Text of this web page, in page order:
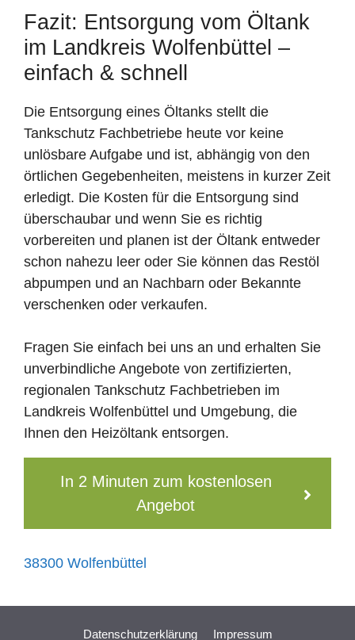
Fazit: Entsorgung vom Öltank
im Landkreis Wolfenbüttel –
einfach & schnell
Die Entsorgung eines Öltanks stellt die
Tankschutz Fachbetriebe heute vor keine
unlösbare Aufgabe und ist, abhängig von den
örtlichen Gegebenheiten, meistens in kurzer Zeit
erledigt. Die Kosten für die Entsorgung sind
überschaubar und wenn Sie es richtig
vorbereiten und planen ist der Öltank entweder
schon nahezu leer oder Sie können das Restöl
abpumpen und an Nachbarn oder Bekannte
verschenken oder verkaufen.
Fragen Sie einfach bei uns an und erhalten Sie
unverbindliche Angebote von zertifizierten,
regionalen Tankschutz Fachbetrieben im
Landkreis Wolfenbüttel und Umgebung, die
Ihnen den Heizöltank entsorgen.
In 2 Minuten zum kostenlosen
Angebot
38300 Wolfenbüttel
Datenschutzerklärung Impressum